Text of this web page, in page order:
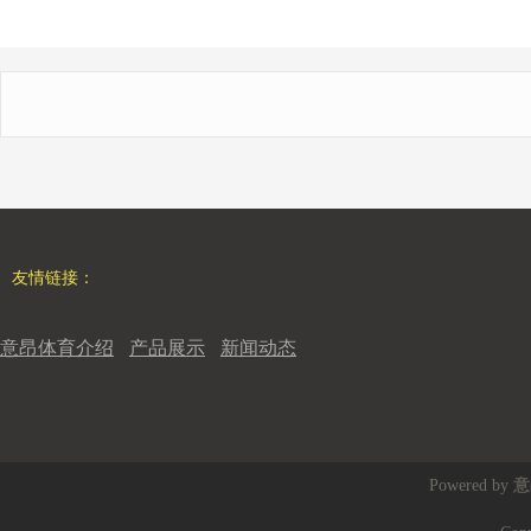
友情链接：
意昂体育介绍 产品展示 新闻动态
Powered by